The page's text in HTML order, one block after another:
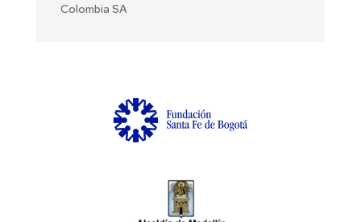
Colombia SA